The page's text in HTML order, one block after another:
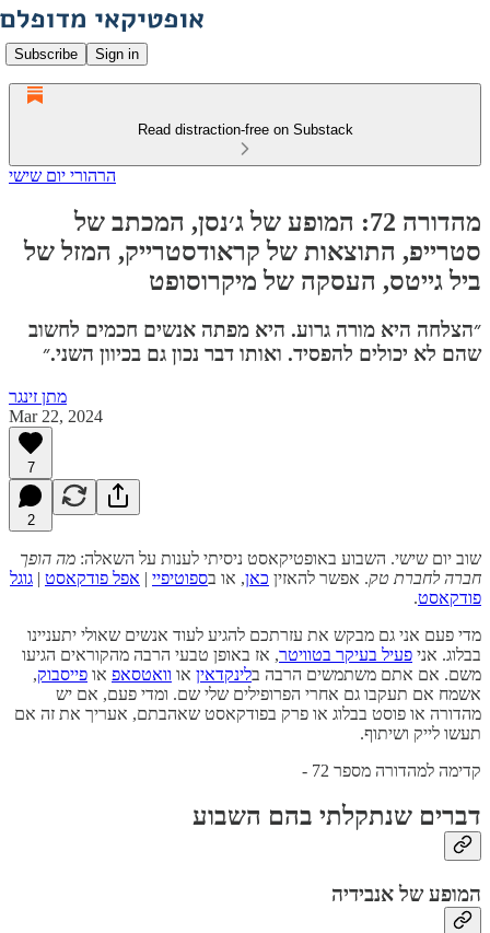
Subscribe Sign in
Read distraction-free on Substack
הרהורי יום שישי
מהדורה 72: המופע של ג׳נסן, המכתב של
סטרייפ, התוצאות של קראודסטרייק, המזל של
ביל גייטס, העסקה של מיקרוסופט
״הצלחה היא מורה גרוע. היא מפתה אנשים חכמים לחשוב
שהם לא יכולים להפסיד. ואותו דבר נכון גם בכיוון השני.״
מתן זינגר
Mar 22, 2024
7
2
שוב יום שישי. השבוע באופטיקאסט ניסיתי לענות על השאלה: מה הופך
חברה לחברת טק. אפשר להאזין כאן, או בספוטיפיי | אפל פודקאסט | גוגל
פודקאסט.
מדי פעם אני גם מבקש את עזרתכם להגיע לעוד אנשים שאולי יתעניינו
בבלוג. אני פעיל בעיקר בטוויטר, אז באופן טבעי הרבה מהקוראים הגיעו
משם. אם אתם משתמשים הרבה בלינקדאין או וואטסאפ או פייסבוק,
אשמח אם תעקבו גם אחרי הפרופילים שלי שם. ומדי פעם, אם יש
מהדורה או פוסט בבלוג או פרק בפודקאסט שאהבתם, אעריך את זה אם
תעשו לייק ושיתוף.
קדימה למהדורה מספר 72 -
דברים שנתקלתי בהם השבוע
המופע של אנבידיה